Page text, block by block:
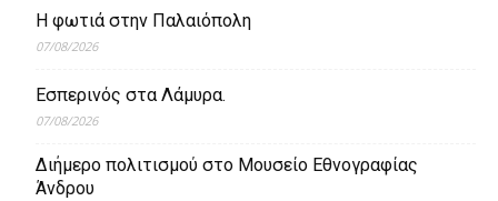
Η φωτιά στην Παλαιόπολη
07/08/2026
Εσπερινός στα Λάμυρα.
07/08/2026
Διήμερο πολιτισμού στο Μουσείο Εθνογραφίας
Άνδρου